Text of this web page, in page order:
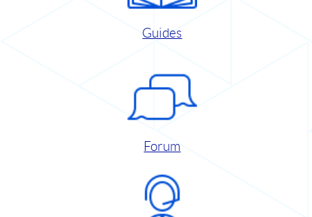
Guides
Forum